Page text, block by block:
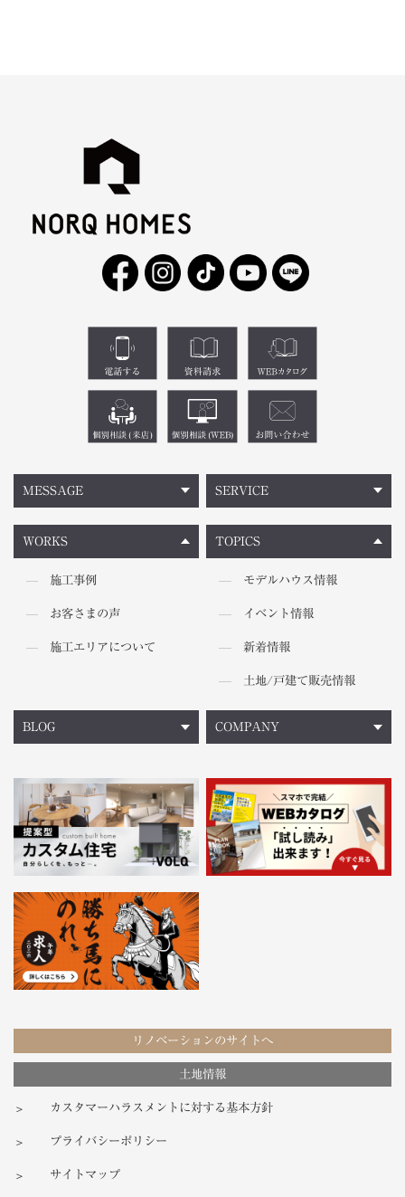
MESSAGE
WORKS
施工事例
お客さまの声
施工エリアについて
TOPICS
モデルハウス情報
イベント情報
新着情報
土地/戸建て販売情報
SERVICE
BLOG COMPANY
リノベーションのサイトへ
土地情報
カスタマーハラスメントに対する基本方針
プライバシーポリシー
サイトマップ